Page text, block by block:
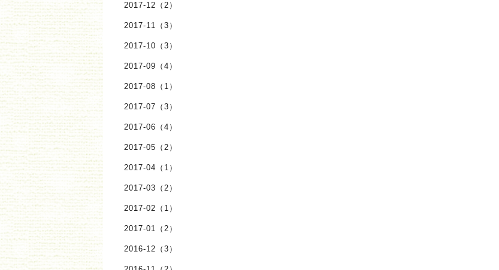
2017-12（2）
2017-11（3）
2017-10（3）
2017-09（4）
2017-08（1）
2017-07（3）
2017-06（4）
2017-05（2）
2017-04（1）
2017-03（2）
2017-02（1）
2017-01（2）
2016-12（3）